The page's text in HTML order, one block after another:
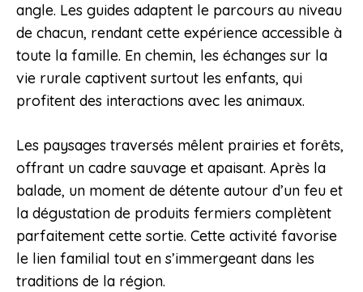
angle. Les guides adaptent le parcours au niveau
de chacun, rendant cette expérience accessible à
toute la famille. En chemin, les échanges sur la
vie rurale captivent surtout les enfants, qui
profitent des interactions avec les animaux.
Les paysages traversés mêlent prairies et forêts,
offrant un cadre sauvage et apaisant. Après la
balade, un moment de détente autour d’un feu et
la dégustation de produits fermiers complètent
parfaitement cette sortie. Cette activité favorise
le lien familial tout en s’immergeant dans les
traditions de la région.